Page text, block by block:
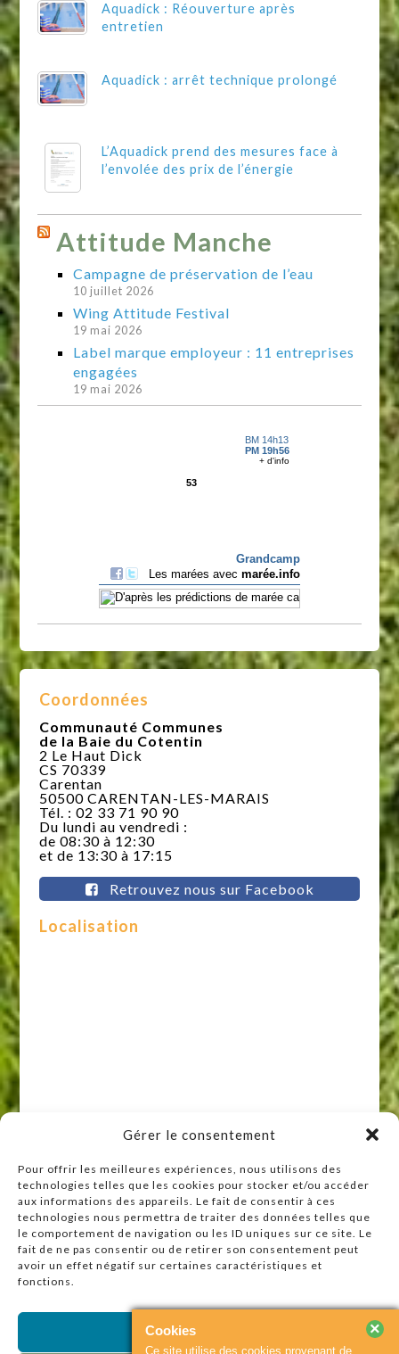
Gérer le consentement
Pour offrir les meilleures expériences, nous utilisons des
technologies telles que les cookies pour stocker et/ou accéder
aux informations des appareils. Le fait de consentir à ces
technologies nous permettra de traiter des données telles que
le comportement de navigation ou les ID uniques sur ce site. Le
fait de ne pas consentir ou de retirer son consentement peut
avoir un effet négatif sur certaines caractéristiques et
fonctions.
Accepter
Aquadick : Réouverture après
entretien
Aquadick : arrêt technique prolongé
L’Aquadick prend des mesures face à
l’envolée des prix de l’énergie
Attitude Manche
Campagne de préservation de l’eau
10 juillet 2026
Wing Attitude Festival
19 mai 2026
Label marque employeur : 11 entreprises
engagées
19 mai 2026
Coordonnées
Communauté Communes
de la Baie du Cotentin
2 Le Haut Dick
CS 70339
Carentan
50500 CARENTAN-LES-MARAIS
Tél. : 02 33 71 90 90
Du lundi au vendredi :
de 08:30 à 12:30
et de 13:30 à 17:15
Retrouvez nous sur Facebook
Localisation
Raccourcis
Accueil
Actualités
Agenda
Cookies
Ce site utilise des cookies provenant de
×